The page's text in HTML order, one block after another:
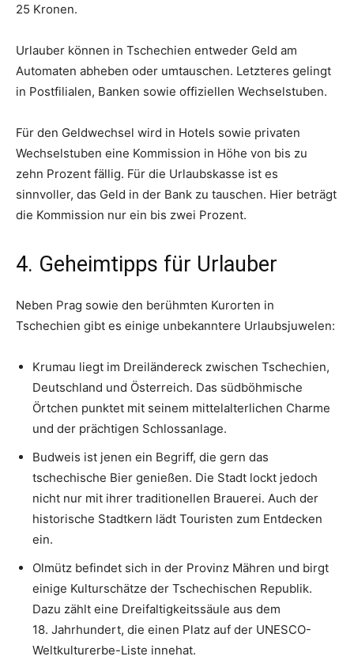
25 Kronen.
Urlauber können in Tschechien entweder Geld am
Automaten abheben oder umtauschen. Letzteres gelingt
in Postfilialen, Banken sowie offiziellen Wechselstuben.
Für den Geldwechsel wird in Hotels sowie privaten
Wechselstuben eine Kommission in Höhe von bis zu
zehn Prozent fällig. Für die Urlaubskasse ist es
sinnvoller, das Geld in der Bank zu tauschen. Hier beträgt
die Kommission nur ein bis zwei Prozent.
4. Geheimtipps für Urlauber
Neben Prag sowie den berühmten Kurorten in
Tschechien gibt es einige unbekanntere Urlaubsjuwelen:
Krumau liegt im Dreiländereck zwischen Tschechien,
Deutschland und Österreich. Das südböhmische
Örtchen punktet mit seinem mittelalterlichen Charme
und der prächtigen Schlossanlage.
Budweis ist jenen ein Begriff, die gern das
tschechische Bier genießen. Die Stadt lockt jedoch
nicht nur mit ihrer traditionellen Brauerei. Auch der
historische Stadtkern lädt Touristen zum Entdecken
ein.
Olmütz befindet sich in der Provinz Mähren und birgt
einige Kulturschätze der Tschechischen Republik.
Dazu zählt eine Dreifaltigkeitssäule aus dem
18. Jahrhundert, die einen Platz auf der UNESCO-
Weltkulturerbe-Liste innehat.